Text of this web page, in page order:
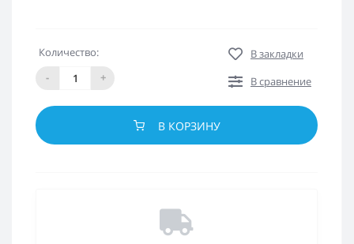
Количество:
-
+
В закладки
В сравнение
В КОРЗИНУ